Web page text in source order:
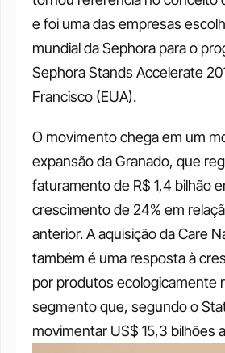
e foi uma das empresas
mundial da Sephora para o
Sephora Stands Accelerate
Francisco (EUA).
O movimento chega em um
expansão da Granado, que
faturamento de R$ 1,4 bilhão
crescimento de 24% em
anterior. A aquisição da Care
também é uma resposta à
por produtos ecologicamente
segmento que, segundo o
movimentar US$ 15,3 bilhões